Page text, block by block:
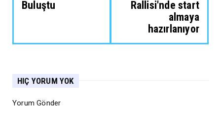
Buluştu
Rallisi'nde start
almaya
hazırlanıyor
HIÇ YORUM YOK
Yorum Gönder